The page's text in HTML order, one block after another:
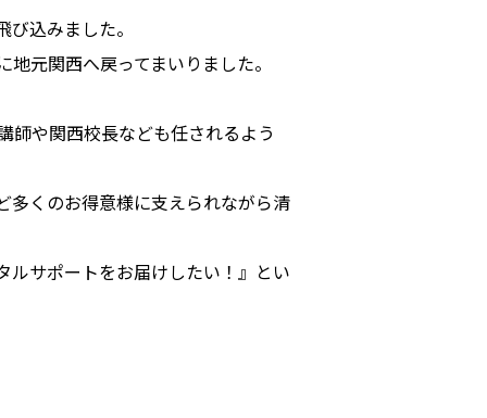
込みました。
元関西へ戻ってまいりました。
師や関西校長なども任されるよう
多くのお得意様に支えられながら清
ルサポートをお届けしたい！』とい